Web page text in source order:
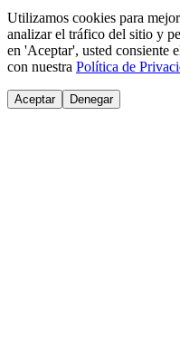
Utilizamos cookies para
analizar el tráfico del sitio y
en 'Aceptar', usted consiente
con nuestra Política de
Aceptar Denegar